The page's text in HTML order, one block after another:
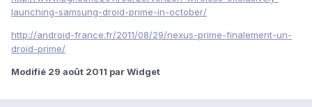
launching-samsung-droid-prime-in-october/
http://android-france.fr/2011/08/29/nexus-prime-finalement-un-
droid-prime/
Modifié 29 août 2011 par Widget